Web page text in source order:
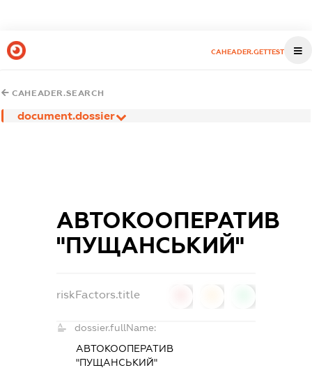
CAHEADER.GETTEST
CAHEADER.SEARCH
document.dossier
АВТОКООПЕРАТИВ
"ПУЩАНСЬКИЙ"
riskFactors.title
dossier.fullName:
АВТОКООПЕРАТИВ
"ПУЩАНСЬКИЙ"